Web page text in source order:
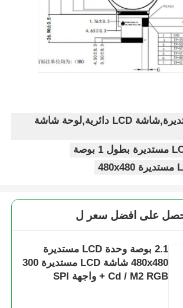
شاشة LCD مستديرة,شاشة LCD دائرية,لوحة شاشة
على افضل سعر ل
2.1 بوصة وحدة LCD مستديرة
480x480 شاشة LCD مستديرة 300
Cd / M2 RGB + واجهة SPI